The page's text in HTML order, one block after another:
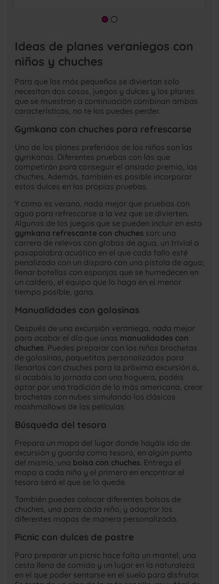
Ideas de planes veraniegos con
niños y chuches
Para que los más pequeños se diviertan solo
necesitan dos cosas, juegos y dulces y los planes
que se muestran a continuación combinan ambas
características, no te los puedes perder.
Gymkana con chuches para refrescarse
Uno de los planes preferidos de los niños son las
gymkanas. Diferentes pruebas con las que
competirán para conseguir el ansiado premio, las
chuches. Además, también es posible incorporar
estos dulces en las propias pruebas.
Y como es verano, nada mejor que pruebas con
agua para refrescarse a la vez que se divierten.
Algunos de los juegos que se pueden incluir en esta
gymkana refrescante con chuches son: una
carrera de relevos con globos de agua, un trivial o
pasapalabra acuático en el que cada fallo esté
penalizado con un disparo con una pistola de agua;
llenar botellas con esponjas que se humedecen en
un caldero, el equipo que lo haga en el menor
tiempo posible, gana.
Manualidades con golosinas
Después de una excursión veraniega, nada mejor
para acabar el día que unas manualidades con
chuches. Puedes preparar con los niños brochetas
de golosinas, paquetitos personalizados para
llenarlos con chuches para la próxima excursión o,
si acabáis la jornada con una hoguera, podéis
optar por una tradición de lo más americana, crear
brochetas con nubes simulando los clásicos
mashmallows de las películas.
Búsqueda del tesoro
Prepara un mapa del lugar donde hayáis ido de
excursión y guarda como tesoro, en algún punto
del mismo, una bolsa con chuches. Entrega el
mapa a cada niño y el primero en encontrar el
tesoro será el que se lo quede.
También puedes colocar diferentes bolsas de
chuches, una para cada niño, y adaptar los
diferentes mapas de manera personalizada.
Picnic con dulces de postre
Para preparar un picnic hace falta un mantel, una
cesta llena de comida y un lugar en la naturaleza
en el que poder sentarse en el suelo para disfrutar.